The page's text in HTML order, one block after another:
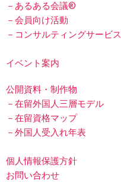
－あるある会議®
－会員向け活動
－コンサルティングサービス
イベント案内
公開資料・制作物
－在留外国人三層モデル
－在留資格マップ
－外国人受入れ年表
個人情報保護方針
お問い合わせ